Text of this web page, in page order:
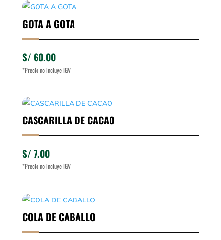
GOTA A GOTA
S/ 60.00
*Precio no incluye IGV
CASCARILLA DE CACAO
S/ 7.00
*Precio no incluye IGV
COLA DE CABALLO